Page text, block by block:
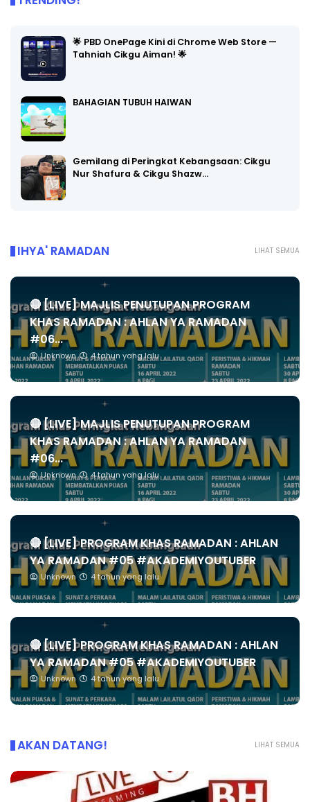
🌟 PBD OnePage Kini di Chrome Web Store —
Tahniah Cikgu Aiman! 🌟
BAHAGIAN TUBUH HAIWAN
Gemilang di Peringkat Kebangsaan: Cikgu
Nur Shafura & Cikgu Shazw…
LIHAT SEMUA
IHYA' RAMADAN
🔴 [LIVE] MAJLIS PENUTUPAN PROGRAM
KHAS RAMADAN : AHLAN YA RAMADAN
#06...
Unknown 4 tahun yang lalu
🔴 [LIVE] MAJLIS PENUTUPAN PROGRAM
KHAS RAMADAN : AHLAN YA RAMADAN
#06...
Unknown 4 tahun yang lalu
🔴 [LIVE] PROGRAM KHAS RAMADAN : AHLAN
YA RAMADAN #05 #AKADEMIYOUTUBER
Unknown 4 tahun yang lalu
🔴 [LIVE] PROGRAM KHAS RAMADAN : AHLAN
YA RAMADAN #05 #AKADEMIYOUTUBER
Unknown 4 tahun yang lalu
LIHAT SEMUA
AKAN DATANG!